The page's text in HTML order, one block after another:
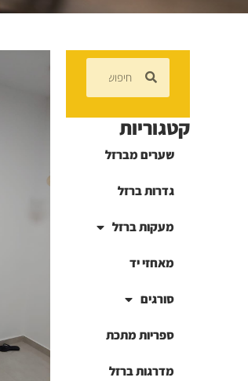
קטגוריות
שערים מברזל
גדרות ברזל
מעקות ברזל
מאחזי יד
סורגים
ספריות מתכת
מדרגות ברזל